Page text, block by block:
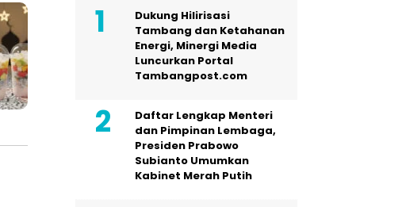
Dukung Hilirisasi
Tambang dan Ketahanan
Energi, Minergi Media
Luncurkan Portal
Tambangpost.com
Daftar Lengkap Menteri
dan Pimpinan Lembaga,
Presiden Prabowo
Subianto Umumkan
Kabinet Merah Putih